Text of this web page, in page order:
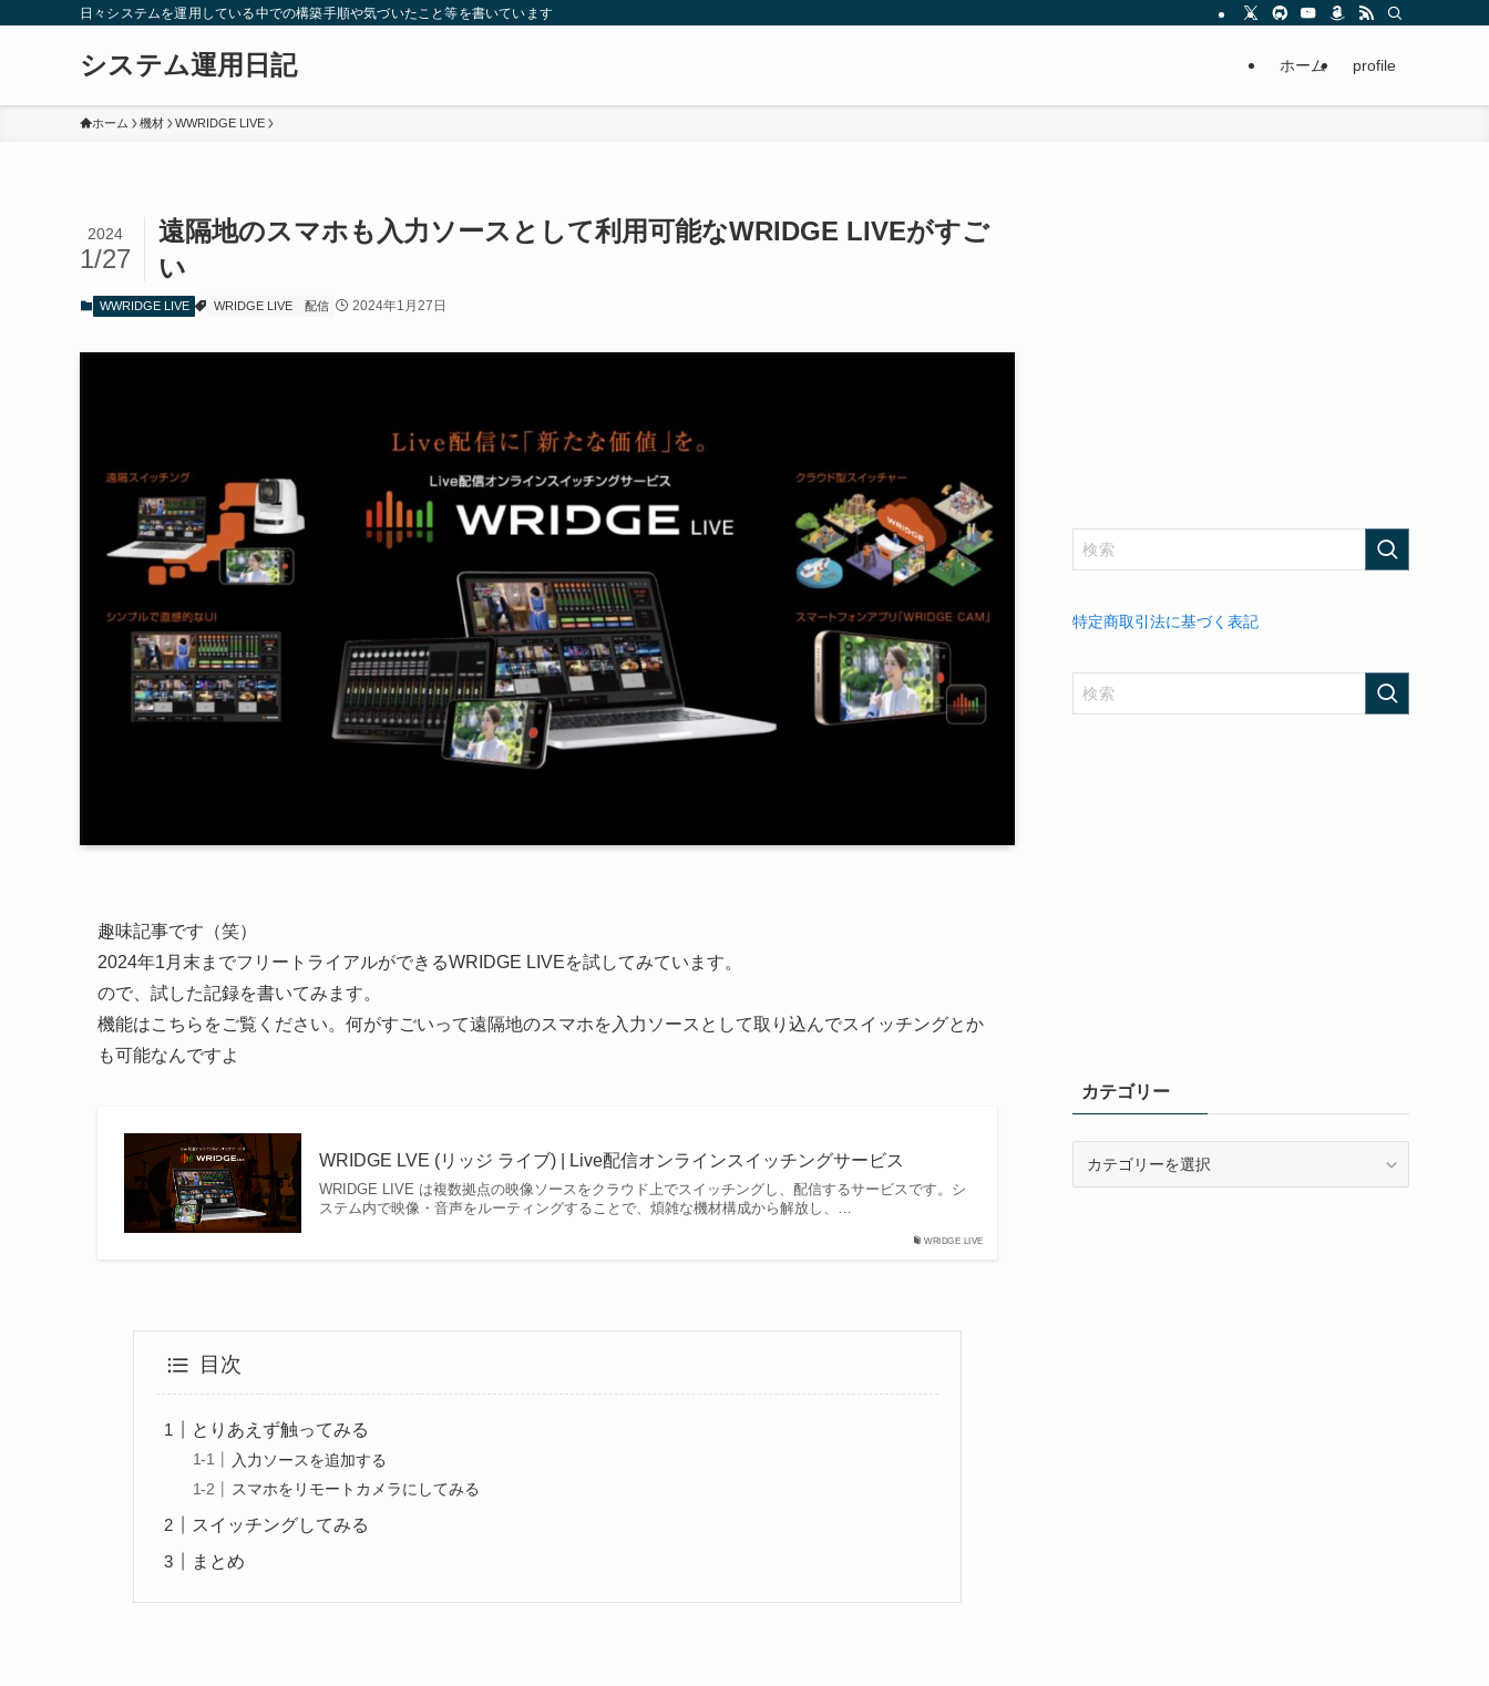
日々システムを運用している中での構築手順や気づいたこと等を書いています
システム運用日記 ホーム profile
ホーム 機材 WWRIDGE LIVE
遠隔地のスマホも入力ソースとして利用可能なWRIDGE LIVEがすご
い
2024
1/27
WWRIDGE LIVE WRIDGE LIVE 配信 2024年1月27日
趣味記事です（笑）
2024年1月末までフリートライアルができるWRIDGE LIVEを試してみています。
ので、試した記録を書いてみます。
機能はこちらをご覧ください。何がすごいって遠隔地のスマホを入力ソースとして取り込んでスイッチングとか
も可能なんですよ
WRIDGE LIVE
WRIDGE LVE (リッジ ライブ) | Live配信オンラインスイッチングサービス
WRIDGE LIVE は複数拠点の映像ソースをクラウド上でスイッチングし、配信するサービスです。シ
ステム内で映像・音声をルーティングすることで、煩雑な機材構成から解放し、…
目次
とりあえず触ってみる
入力ソースを追加する
スマホをリモートカメラにしてみる
スイッチングしてみる
まとめ
特定商取引法に基づく表記
カテゴリー